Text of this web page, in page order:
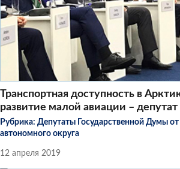
Транспортная доступность в
развитие малой авиации –
Рубрика: Депутаты Государственной Думы
автономного округа
12 апреля 2019